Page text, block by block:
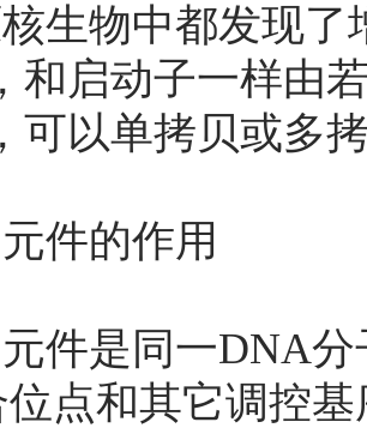
生物中都发现了
和启动子一样由
可以单拷贝或多
件的作用
件是同一DNA
点和其它调控